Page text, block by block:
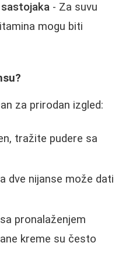
- Za suvu
mogu biti
za prirodan izgled:
tražite pudere sa
dve nijanse može dati
pronalaženjem
kreme su često